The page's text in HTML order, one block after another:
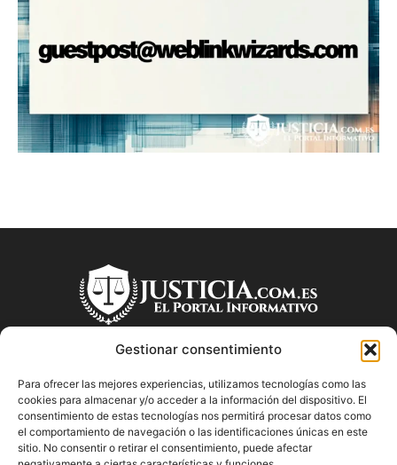
Gestionar consentimiento
Para ofrecer las mejores experiencias, utilizamos tecnologías como las
cookies para almacenar y/o acceder a la información del dispositivo. El
consentimiento de estas tecnologías nos permitirá procesar datos como
el comportamiento de navegación o las identificaciones únicas en este
sitio. No consentir o retirar el consentimiento, puede afectar
SOBRE NOSOTROS
"Descubre en Justicia.com.es información relevante sobre la
justicia española. Obtén consejos jurídicos, conoce las leyes